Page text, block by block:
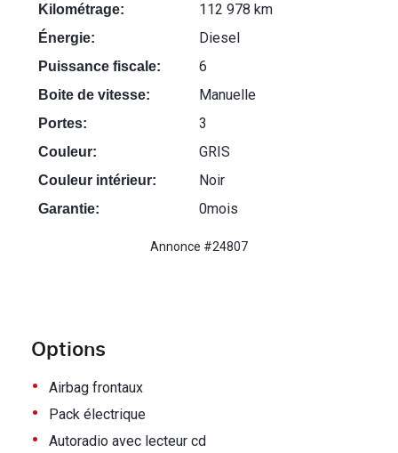
Options
• Airbag frontaux
• Pack électrique
• Autoradio avec lecteur cd
Kilométrage: 112 978 km
Énergie: Diesel
Puissance fiscale: 6
Boite de vitesse: Manuelle
Portes: 3
Couleur: GRIS
Couleur intérieur: Noir
Garantie: 0mois
Annonce #24807